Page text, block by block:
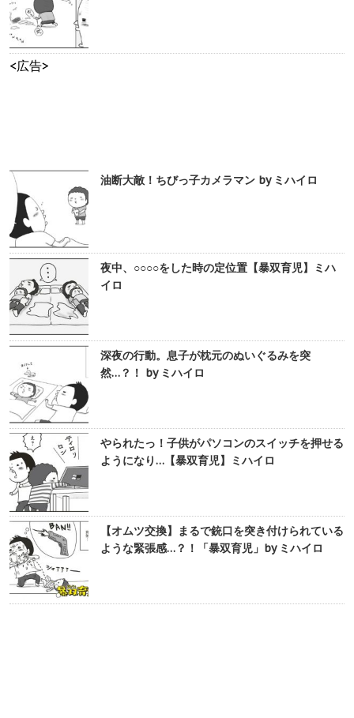
<広告>
油断大敵！ちびっ子カメラマン by ミハイロ
夜中、○○○○をした時の定位置【暴双育児】ミハ
イロ
深夜の行動。息子が枕元のぬいぐるみを突
然…？！ by ミハイロ
やられたっ！子供がパソコンのスイッチを押せる
ようになり…【暴双育児】ミハイロ
【オムツ交換】まるで銃口を突き付けられている
ような緊張感…？！「暴双育児」by ミハイロ